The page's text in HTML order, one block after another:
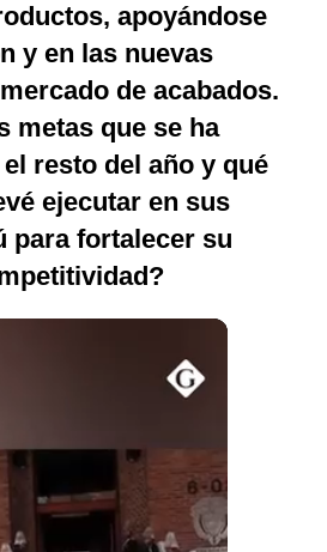
apoyándose
y en las nuevas
de acabados.
metas que se ha
resto del año y qué
ejecutar en sus
para fortalecer su